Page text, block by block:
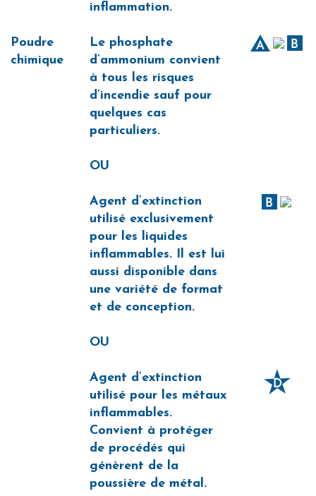
inflammation.
Poudre
chimique
Le phosphate
d’ammonium convient
à tous les risques
d’incendie sauf pour
quelques cas
particuliers.
OU
Agent d’extinction
utilisé exclusivement
pour les liquides
inflammables. Il est lui
aussi disponible dans
une variété de format
et de conception.
OU
Agent d’extinction
utilisé pour les métaux
inflammables.
Convient à protéger
de procédés qui
génèrent de la
poussière de métal.